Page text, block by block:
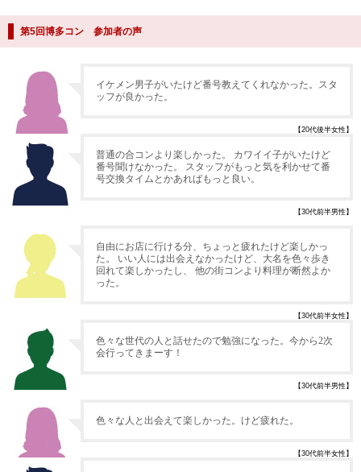
第5回博多コン 参加者の声
イケメン男子がいたけど番号教えてくれなかった。スタ
ッフが良かった。
【20代後半女性】
普通の合コンより楽しかった。 カワイイ子がいたけど
番号聞けなかった。 スタッフがもっと気を利かせて番
号交換タイムとかあればもっと良い。
【30代前半男性】
自由にお店に行ける分、ちょっと疲れたけど楽しかっ
た。 いい人には出会えなかったけど、大名を色々歩き
回れて楽しかったし、 他の街コンより料理が断然よか
った。
【30代前半女性】
色々な世代の人と話せたので勉強になった。今から2次
会行ってきまーす！
【30代前半男性】
色々な人と出会えて楽しかった。けど疲れた。
【30代前半女性】